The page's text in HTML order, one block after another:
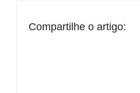
Compartilhe o artigo: